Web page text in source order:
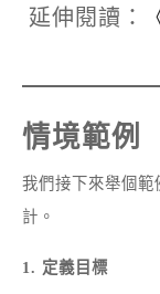
延伸閱讀：
情境範例
我們接下來舉個範
計。
1. 定義目標